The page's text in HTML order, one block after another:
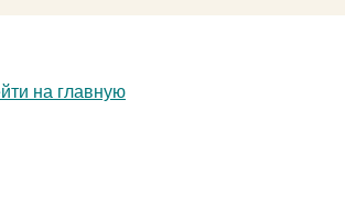
на главную